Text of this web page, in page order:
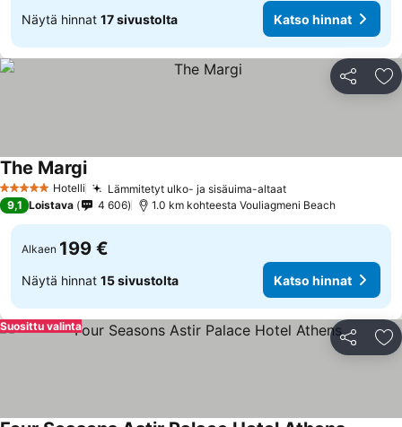
Näytä hinnat 17 sivustolta Katso hinnat
Jaa
5 Tähtiluokitus
Hotelli Lämmitetyt ulko- ja sisäuima-altaat
The Margi
9,1 Loistava 4 606 1.0 km kohteesta Vouliagmeni Beach
Alkaen 199 €
Näytä hinnat 15 sivustolta Katso hinnat
Jaa
Suosittu valinta